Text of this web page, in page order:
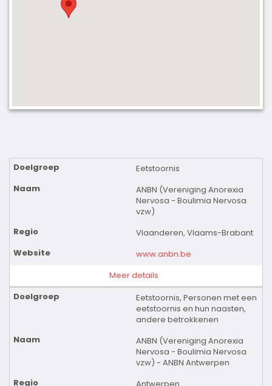
Eetstoornis
ANBN (Vereniging Anorexia
Nervosa - Boulimia Nervosa
vzw)
Vlaanderen, Vlaams-Brabant
www.anbn.be
Meer details
Eetstoornis, Personen met een
eetstoornis en hun naasten,
andere betrokkenen
ANBN (Vereniging Anorexia
Nervosa - Boulimia Nervosa
vzw) - ANBN Antwerpen